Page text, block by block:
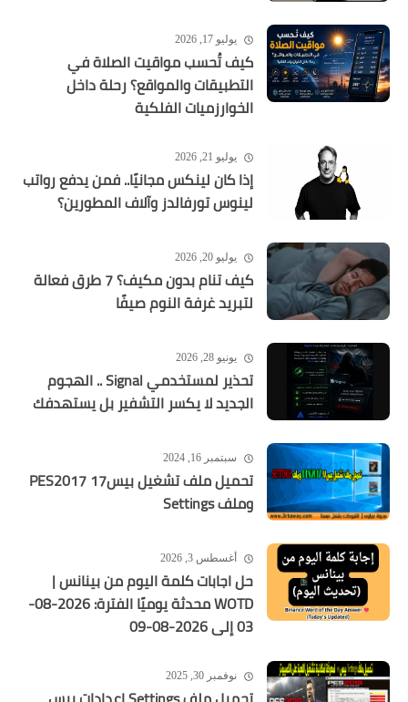
يوليو 17, 2026
كيف تُحسب مواقيت الصلاة في
التطبيقات والمواقع؟ رحلة داخل
الخوارزميات الفلكية
يوليو 21, 2026
إذا كان لينكس مجانيًا.. فمن يدفع رواتب
لينوس تورفالدز وآلاف المطورين؟
يوليو 20, 2026
كيف تنام بدون مكيف؟ 7 طرق فعالة
لتبريد غرفة النوم صيفًا
يونيو 28, 2026
تحذير لمستخدمي Signal .. الهجوم
الجديد لا يكسر التشفير بل يستهدفك
سبتمبر 16, 2024
تحميل ملف تشغيل بيس17 PES2017
وملف Settings
أغسطس 3, 2026
حل اجابات كلمة اليوم من بينانس |
WOTD محدثة يوميًا الفترة: 2026-08-
03 إلى 2026-08-09
نوفمبر 30, 2025